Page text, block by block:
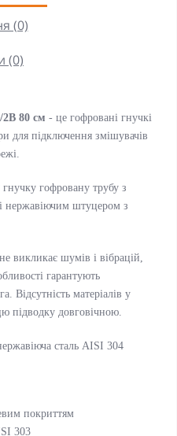
(0)
(0)
80 см - це гофровані гнучкі
підключення змішувачів
гофровану трубу з
нержавіючим штуцером з
викликає шумів і вібрацій,
гарантують
Відсутність матеріалів у
підводку довговічною.
сталь AISI 304
покриттям
303